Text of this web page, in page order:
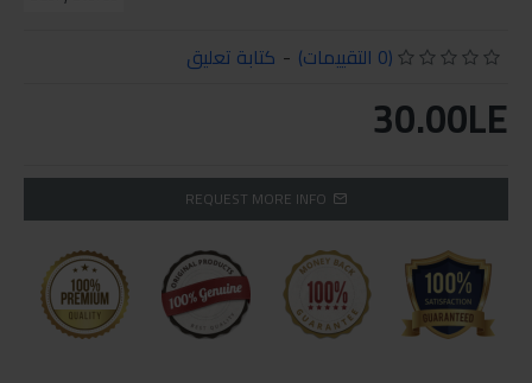
(0 التقييمات) - كتابة تعليق
30.00LE
REQUEST MORE INFO